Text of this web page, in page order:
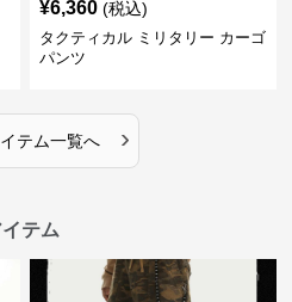
¥6,360 (税込)
タクティカル ミリタリー カーゴ
パンツ
テム一覧へ ›
テム